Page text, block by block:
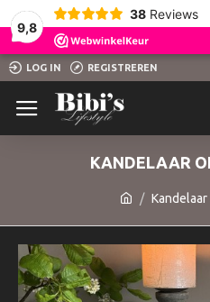
9,8
38 Reviews
LOG IN REGISTREREN
Kandelaar
KANDELAAR